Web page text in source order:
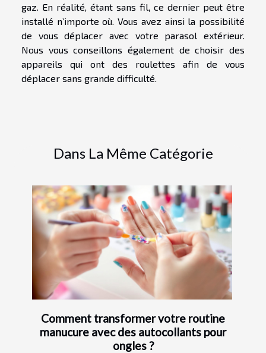
gaz. En réalité, étant sans fil, ce dernier peut être
installé n’importe où. Vous avez ainsi la possibilité
de vous déplacer avec votre parasol extérieur.
Nous vous conseillons également de choisir des
appareils qui ont des roulettes afin de vous
déplacer sans grande difficulté.
Dans La Même Catégorie
Comment transformer votre routine
manucure avec des autocollants pour
ongles ?